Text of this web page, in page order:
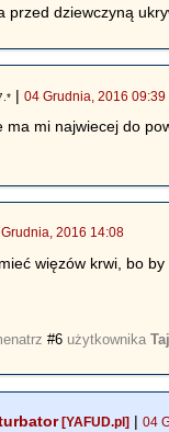
przed dziewczyną
|04 Grudnia, 2016 09:39
ma mi najwiecej do
2016 14:08
więzów krwi, bo
#6 użytkownika
[YAFUD.pl] |04